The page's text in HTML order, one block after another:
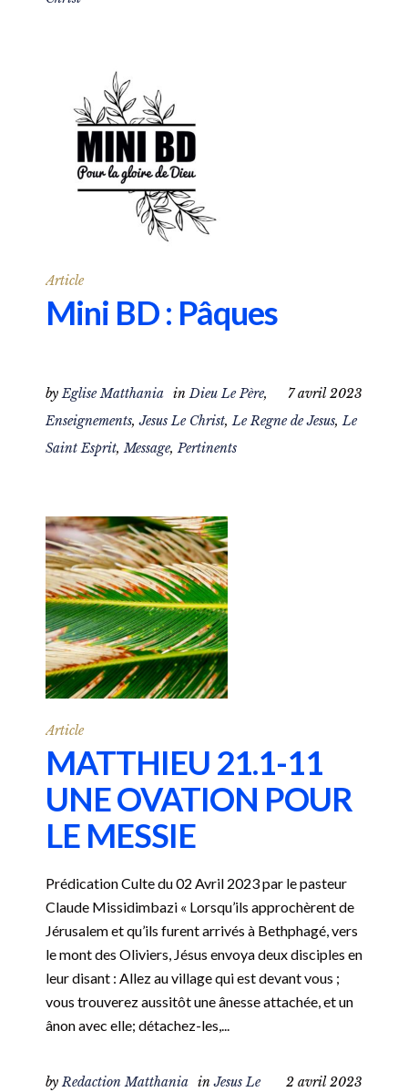
Article
Mini BD : Pâques
7 avril 2023
byEglise Matthania inDieu Le Père,
Enseignements,Jesus Le Christ,Le Regne de Jesus,Le
Saint Esprit,Message,Pertinents
Article
MATTHIEU 21.1-11
UNE OVATION POUR
LE MESSIE
Prédication Culte du 02 Avril 2023 par le pasteur
Claude Missidimbazi « Lorsqu’ils approchèrent de
Jérusalem et qu’ils furent arrivés à Bethphagé, vers
le mont des Oliviers, Jésus envoya deux disciples en
leur disant : Allez au village qui est devant vous ;
vous trouverez aussitôt une ânesse attachée, et un
ânon avec elle; détachez-les,...
2 avril 2023
byRedaction Matthania inJesus Le